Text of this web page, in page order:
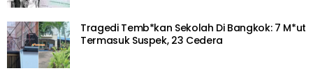
Tragedi Temb*kan Sekolah Di Bangkok: 7 M*ut
Termasuk Suspek, 23 Cedera